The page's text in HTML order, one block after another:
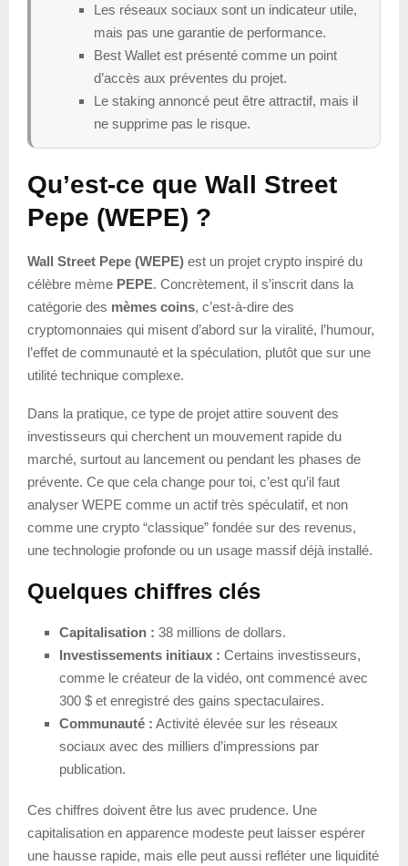
Les réseaux sociaux sont un indicateur utile,
mais pas une garantie de performance.
Best Wallet est présenté comme un point
d’accès aux préventes du projet.
Le staking annoncé peut être attractif, mais il
ne supprime pas le risque.
Qu’est-ce que Wall Street
Pepe (WEPE) ?
Wall Street Pepe (WEPE) est un projet crypto inspiré du
célèbre mème PEPE. Concrètement, il s’inscrit dans la
catégorie des mèmes coins, c’est-à-dire des
cryptomonnaies qui misent d’abord sur la viralité, l’humour,
l’effet de communauté et la spéculation, plutôt que sur une
utilité technique complexe.
Dans la pratique, ce type de projet attire souvent des
investisseurs qui cherchent un mouvement rapide du
marché, surtout au lancement ou pendant les phases de
prévente. Ce que cela change pour toi, c’est qu’il faut
analyser WEPE comme un actif très spéculatif, et non
comme une crypto “classique” fondée sur des revenus,
une technologie profonde ou un usage massif déjà installé.
Quelques chiffres clés
Capitalisation : 38 millions de dollars.
Investissements initiaux : Certains investisseurs,
comme le créateur de la vidéo, ont commencé avec
300 $ et enregistré des gains spectaculaires.
Communauté : Activité élevée sur les réseaux
sociaux avec des milliers d’impressions par
publication.
Ces chiffres doivent être lus avec prudence. Une
capitalisation en apparence modeste peut laisser espérer
une hausse rapide, mais elle peut aussi refléter une liquidité